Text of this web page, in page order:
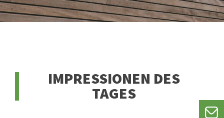
IMPRESSIONEN DES
TAGES